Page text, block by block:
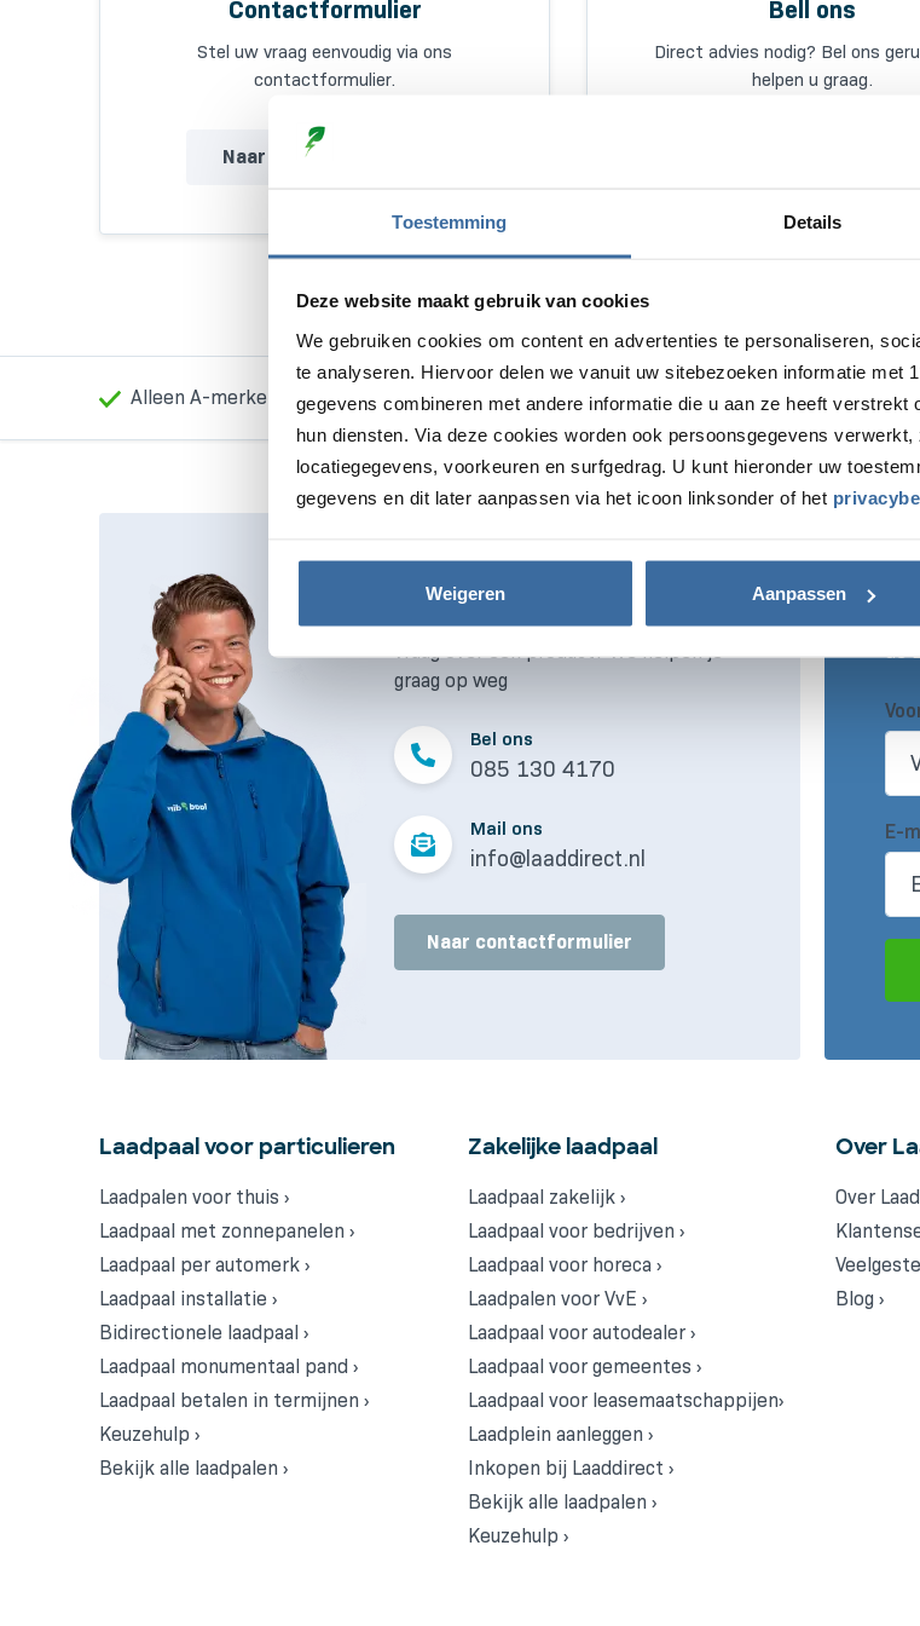
Toestemming Details
Deze website maakt gebruik van cookies
We gebruiken cookies om content en advertenties te personaliseren,
te analyseren. Hiervoor delen we vanuit uw sitebezoeken informatie met
gegevens combineren met andere informatie die u aan ze heeft
hun diensten. Via deze cookies worden ook persoonsgegevens
locatiegegevens, voorkeuren en surfgedrag. U kunt hieronder uw
gegevens en dit later aanpassen via het icoon linksonder of het
Weigeren Aanpassen
Contactformulier
Stel uw vraag eenvoudig via ons
contactformulier.
Naar contactformulier
Bell ons
Direct advies nodig? Bel ons
helpen u graag.
Alleen A-merken Laagste prijs garantie Vakkundige installatie
Hulp nodig bij een bestelling of een
vraag over een product? We helpen je
graag op weg
Bel ons
085 130 4170
Mail ons
info@laaddirect.nl
Naar contactformulier
Vul
de
E-
Laadpaal voor particulieren
Laadpalen voor thuis ›
Laadpaal met zonnepanelen ›
Laadpaal per automerk ›
Laadpaal installatie ›
Bidirectionele laadpaal ›
Laadpaal monumentaal pand ›
Laadpaal betalen in termijnen ›
Keuzehulp ›
Bekijk alle laadpalen ›
Zakelijke laadpaal
Laadpaal zakelijk ›
Laadpaal voor bedrijven ›
Laadpaal voor horeca ›
Laadpalen voor VvE ›
Laadpaal voor autodealer ›
Laadpaal voor gemeentes ›
Laadpaal voor leasemaatschappijen›
Laadplein aanleggen ›
Inkopen bij Laaddirect ›
Bekijk alle laadpalen ›
Keuzehulp ›
Over
Over
Blog ›